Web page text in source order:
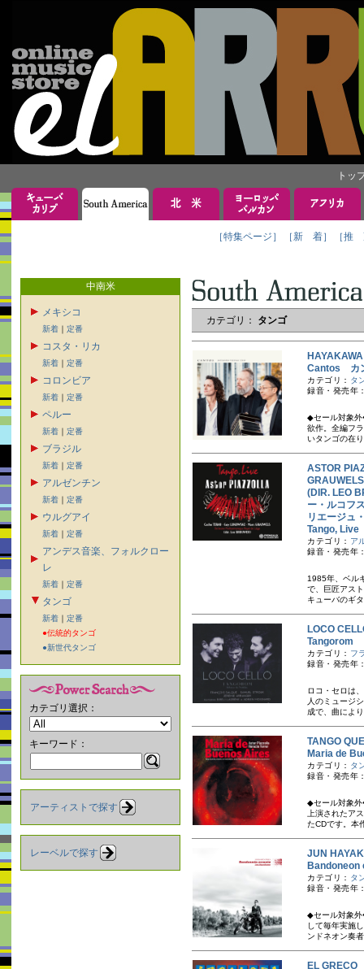
トッ
［特集ページ］ ［新 着］ ［推
中南米
メキシコ
新着 ｜ 定番
コスタ・リカ
新着 ｜ 定番
コロンビア
新着 ｜ 定番
ペルー
新着 ｜ 定番
ブラジル
新着 ｜ 定番
アルゼンチン
新着 ｜ 定番
ウルグアイ
新着 ｜ 定番
アンデス音楽、フォルクロー
レ
新着 ｜ 定番
タンゴ
新着 ｜ 定番
●伝統的タンゴ
●新世代タンゴ
カテゴリ選択：
キーワード：
アーティストで探す
レーベルで探す
カテゴリ： タンゴ
Cantos カ
カテゴリ： タ
録音・発売年
◆セール対象外
欲作。全編フ
いタンゴの在
ASTOR
(DIR. LEO
ー・ルコフ
リエージュ
Tango,
カテゴリ： ア
録音・発売年
1985年、ベル
で、巨匠アス
キューバのギ
LOCO
Tangorom
カテゴリ： フ
録音・発売年
ロコ・セロは
人のミュージ
成で、曲によ
TANGO
Maria de
カテゴリ： タ
録音・発売年
◆セール対象
上演されたア
たCDです。本
JUN
カテゴリ： タ
録音・発売年
◆セール対象
して毎年実施
ンドネオン奏
EL